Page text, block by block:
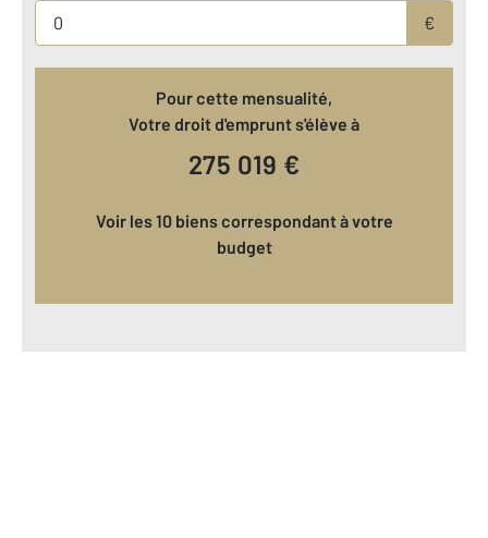
€
Pour cette mensualité,
Votre droit d'emprunt s'élève à
275 019 €
Voir les 10 biens correspondant à votre
budget